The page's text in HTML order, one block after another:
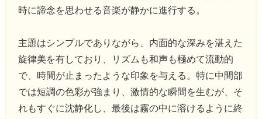
時に諦念を思わせる音楽が静かに進行する。
主題はシンプルでありながら、内面的な深みを湛えた
旋律美を有しており、リズムも和声も極めて流動的
で、時間が止まったような印象を与える。特に中間部
では短調の色彩が強まり、激情的な瞬間を生むが、そ
れもすぐに沈静化し、最後は霧の中に溶けるように終